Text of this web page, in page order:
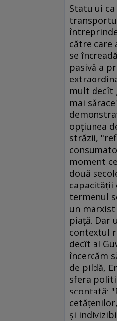
Statului
către care
se
pasivă a
mult decît
mai
opţiunea
străzii,
moment
două
capacităţii
termenul
un
piaţă. Dar
contextul
decît al
încercăm
de pildă,
sfera
scontată:
şi